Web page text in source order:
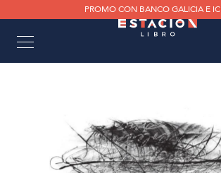
PROMO CON BANCO GALICIA E